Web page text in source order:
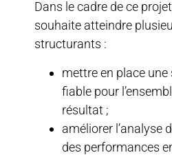
Dans le cadre de ce
souhaite atteindre
structurants :
mettre en place
fiable pour
résultat ;
améliorer l’analyse
des performances